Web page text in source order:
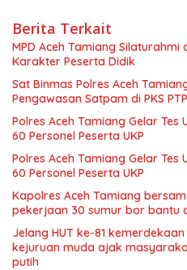
Berita Terkait
MPD Aceh Tamiang
Karakter Peserta Didik
Sat Binmas Polres Aceh
Pengawasan Satpam di PKS
Polres Aceh Tamiang Gelar Tes
60 Personel Peserta UKP
Polres Aceh Tamiang Gelar Tes
60 Personel Peserta UKP
Kapolres Aceh Tamiang
pekerjaan 30 sumur bor bantu
Jelang HUT ke-81
kejuruan muda ajak
putih